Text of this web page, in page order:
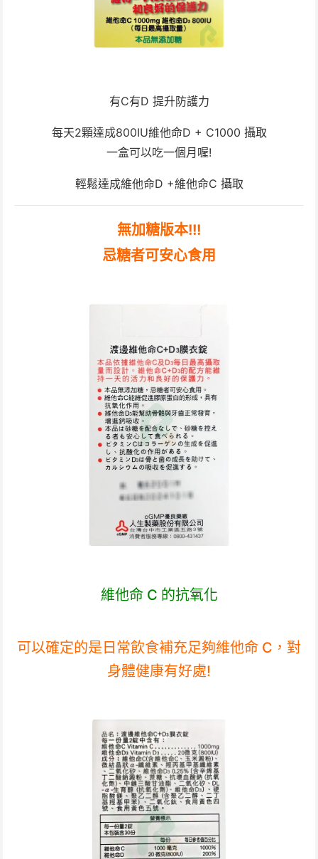
有C有D 提升防護力
每天2顆達成800IU維他命D + C1000 攝取
一盒可以吃一個月喔!
輕鬆達成維他命D +維他命C 攝取
無加糖版本!!!
忌糖者可安心食用
維他命 C 的抗氧化
可以確定的是日常飲食補充足夠維他命 C，對
身體健康有好處!